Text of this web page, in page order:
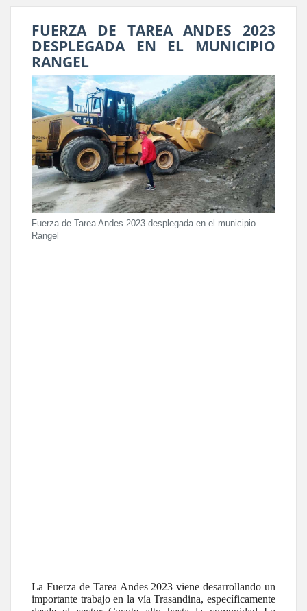
FUERZA DE TAREA ANDES 2023
DESPLEGADA EN EL MUNICIPIO
RANGEL
Fuerza de Tarea Andes 2023 desplegada en el municipio
Rangel
La Fuerza de Tarea Andes 2023 viene desarrollando un
importante trabajo en la vía Trasandina, específicamente